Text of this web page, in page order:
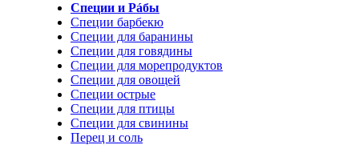
Специи и Рáбы
Специи барбекю
Специи для баранины
Специи для говядины
Специи для морепродуктов
Специи для овощей
Специи острые
Специи для птицы
Специи для свинины
Перец и соль